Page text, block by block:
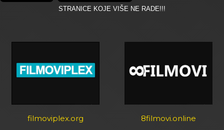
STRANICE KOJE VIŠE NE RADE!!!
filmoviplex.org 8filmovi.online